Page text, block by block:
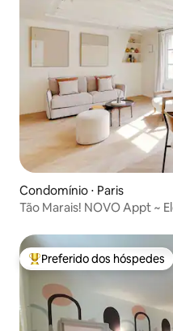
Condomínio ⋅ Paris
Tão Marais! NOVO Appt ~
Entre os melhores
Preferido dos hóspedes